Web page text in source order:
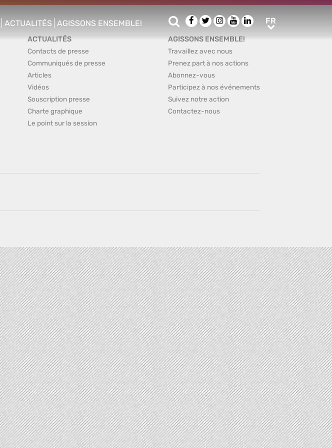
ACTUALITÉS
show/hide sub menu
AGISSONS ENSEMBLE!
show/hide sub menu
Rechercher
Facebook
TwitterInstagram
YoutubeLinkedIn
FR
ACTUALITÉS
Contacts de presse
Communiqués de presse
Articles
Vidéos
Souscription presse
Charte graphique
Le point sur la session
AGISSONS ENSEMBLE!
Travaillez avec nous
Prenez part à nos actions
Abonnez-vous
Participez à nos événements
Suivez notre action
Contactez-nous